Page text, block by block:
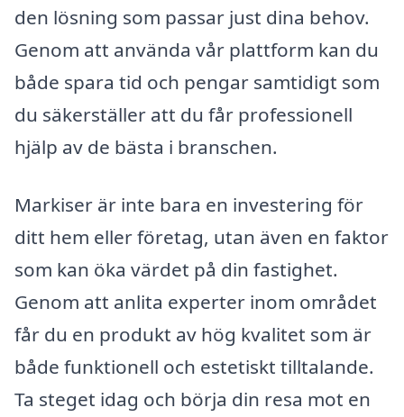
den lösning som passar just dina behov.
Genom att använda vår plattform kan du
både spara tid och pengar samtidigt som
du säkerställer att du får professionell
hjälp av de bästa i branschen.
Markiser är inte bara en investering för
ditt hem eller företag, utan även en faktor
som kan öka värdet på din fastighet.
Genom att anlita experter inom området
får du en produkt av hög kvalitet som är
både funktionell och estetiskt tilltalande.
Ta steget idag och börja din resa mot en